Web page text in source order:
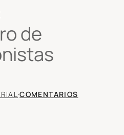
de
·COMENTARIOS